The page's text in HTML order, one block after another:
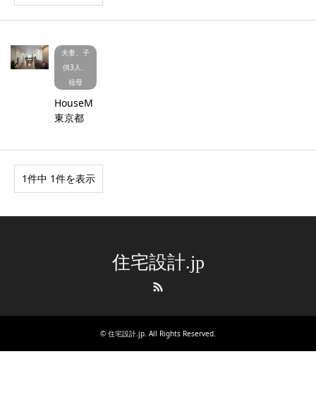
夫妻、子
供3人、
祖母
HouseM
東京都
1件中 1件を表示
住宅設計.jp
© 住宅設計.jp. All Rights Reserved.